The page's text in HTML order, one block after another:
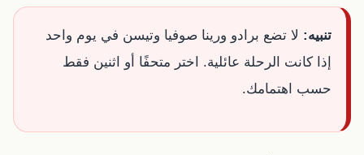
تنبيه: لا تضع برادو ورينا صوفيا وتيسن في يوم واحد
إذا كانت الرحلة عائلية. اختر متحفًا أو اثنين فقط
حسب اهتمامك.